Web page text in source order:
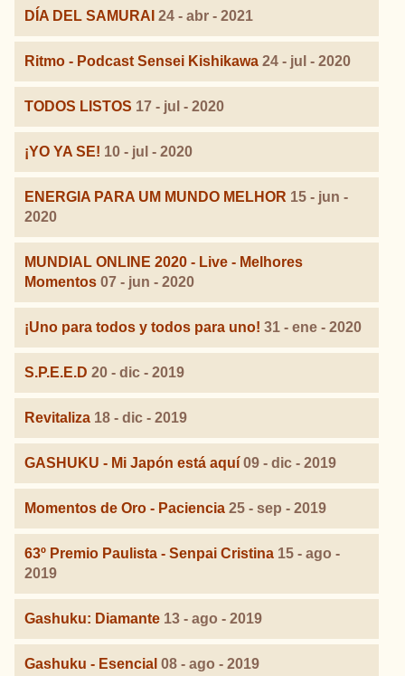
DÍA DEL SAMURAI 24 - abr - 2021
Ritmo - Podcast Sensei Kishikawa 24 - jul - 2020
TODOS LISTOS 17 - jul - 2020
¡YO YA SE! 10 - jul - 2020
ENERGIA PARA UM MUNDO MELHOR 15 - jun -
2020
MUNDIAL ONLINE 2020 - Live - Melhores
Momentos 07 - jun - 2020
¡Uno para todos y todos para uno! 31 - ene - 2020
S.P.E.E.D 20 - dic - 2019
Revitaliza 18 - dic - 2019
GASHUKU - Mi Japón está aquí 09 - dic - 2019
Momentos de Oro - Paciencia 25 - sep - 2019
63º Premio Paulista - Senpai Cristina 15 - ago -
2019
Gashuku: Diamante 13 - ago - 2019
Gashuku - Esencial 08 - ago - 2019